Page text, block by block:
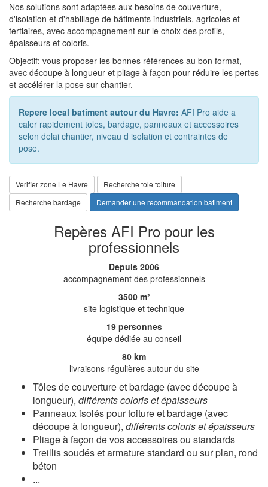
Nos solutions sont adaptées aux besoins de couverture,
d'isolation et d'habillage de bâtiments industriels, agricoles et
tertiaires, avec accompagnement sur le choix des profils,
épaisseurs et coloris.
Objectif: vous proposer les bonnes références au bon format,
avec découpe à longueur et pliage à façon pour réduire les pertes
et accélérer la pose sur chantier.
Repere local batiment autour du Havre: AFI Pro aide a
caler rapidement toles, bardage, panneaux et accessoires
selon delai chantier, niveau d isolation et contraintes de
pose.
Verifier zone Le Havre
Recherche tole toiture
Recherche bardage
Demander une recommandation batiment
Repères AFI Pro pour les
professionnels
Depuis 2006
accompagnement des professionnels
3500 m²
site logistique et technique
19 personnes
équipe dédiée au conseil
80 km
livraisons régulières autour du site
Tôles de couverture et bardage (avec découpe à
longueur), différents coloris et épaisseurs
Panneaux isolés pour toiture et bardage (avec
découpe à longueur), différents coloris et épaisseurs
Pliage à façon de vos accessoires ou standards
Treillis soudés et armature standard ou sur plan, rond
béton
...